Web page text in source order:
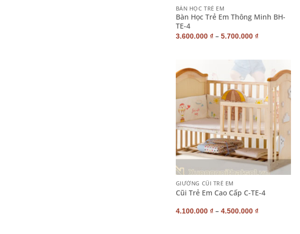
BÀN HỌC TRẺ EM
Bàn Học Trẻ Em Thông Minh BH-
TE-4
3.600.000 ₫– 5.700.000 ₫
GIƯỜNG CŨI TRẺ EM
Cũi Trẻ Em Cao Cấp C-TE-4
4.100.000 ₫– 4.500.000 ₫